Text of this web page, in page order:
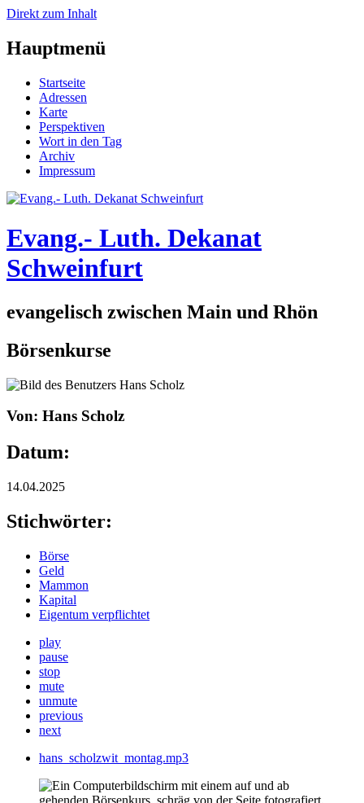
Direkt zum Inhalt
Hauptmenü
Startseite
Adressen
Karte
Perspektiven
Wort in den Tag
Archiv
Impressum
Evang.- Luth. Dekanat
Schweinfurt
evangelisch zwischen Main und Rhön
Börsenkurse
Von: Hans Scholz
Datum:
14.04.2025
Stichwörter:
Börse
Geld
Mammon
Kapital
Eigentum verpflichtet
play
pause
stop
mute
unmute
previous
next
hans_scholzwit_montag.mp3